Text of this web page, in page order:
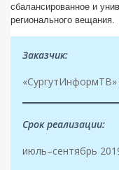
сбалансированное и
регионального вещания.
Заказчик:
«СургутИнформТВ»
Срок реализации:
июль–сентябрь